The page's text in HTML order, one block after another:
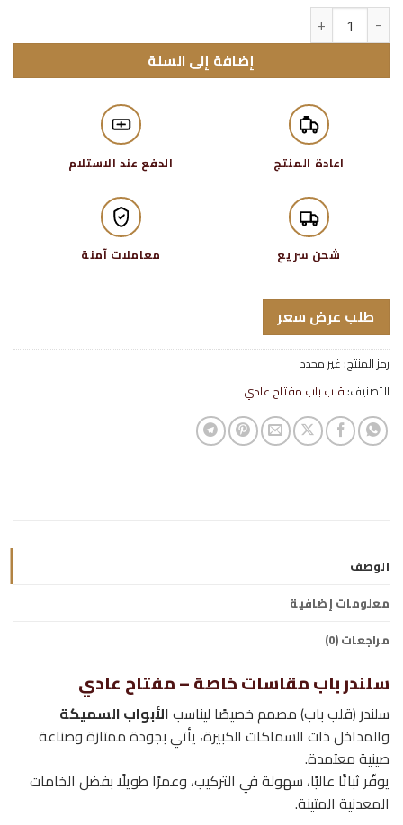
كمية سلندر (قلب باب) مقاسات خاصة مفتاح عادي
إضافة إلى السلة
اعادة المنتج الدفع عند الاستلام
شحن سريع معاملات آمنة
طلب عرض سعر
رمز المنتج: غير محدد
التصنيف: قلب باب مفتاح عادي
الوصف
معلومات إضافية
مراجعات (0)
سلندر باب مقاسات خاصة – مفتاح عادي
سلندر (قلب باب) مصمم خصيصًا ليناسبالأبواب السميكة
والمداخل ذات السماكات الكبيرة، يأتي بجودة ممتازة وصناعة
صينية معتمدة.
يوفّر ثباتًا عاليًا، سهولة في التركيب، وعمرًا طويلًا بفضل الخامات
المعدنية المتينة.